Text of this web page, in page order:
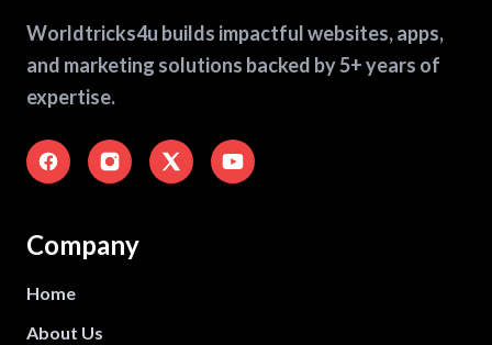
Worldtricks4u builds impactful websites, apps,
and marketing solutions backed by 5+ years of
expertise.
Company
Home
About Us